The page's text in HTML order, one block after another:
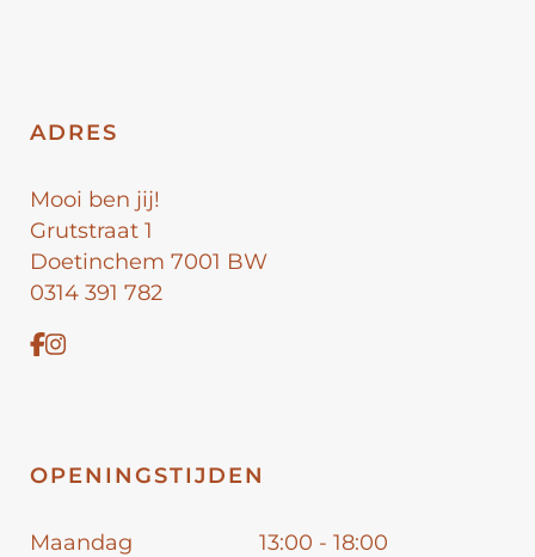
ADRES
Mooi ben jij!
Grutstraat 1
Doetinchem 7001 BW
0314 391 782
OPENINGSTIJDEN
Maandag
13:00 - 18:00